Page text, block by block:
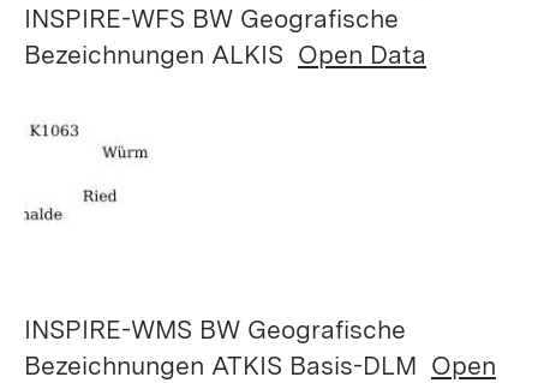
INSPIRE-WFS BW Geografische
Bezeichnungen ALKIS Open Data
INSPIRE-WMS BW Geografische
Bezeichnungen ATKIS Basis-DLM Open